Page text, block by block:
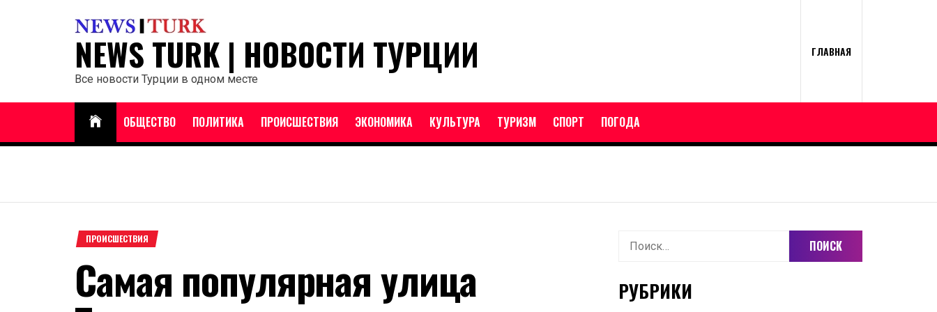
NEWS TURK | НОВОСТИ ТУРЦИИ
Все новости Турции в одном месте
ГЛАВНАЯ
ОБЩЕСТВО ПОЛИТИКА ПРОИСШЕСТВИЯ ЭКОНОМИКА КУЛЬТУРА ТУРИЗМ СПОРТ ПОГОДА
ПРОИСШЕСТВИЯ
Самая популярная улица
Найти:
РУБРИКИ